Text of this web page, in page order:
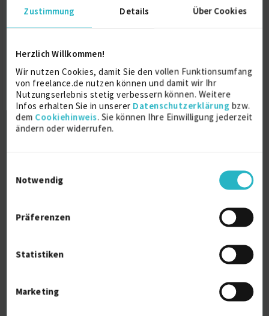
Zustimmung Details Über Cookies
Herzlich Willkommen!
Wir nutzen Cookies, damit Sie den vollen Funktionsumfang
von freelance.de nutzen können und damit wir Ihr
Nutzungserlebnis stetig verbessern können. Weitere
Infos erhalten Sie in unserer Datenschutzerklärung bzw.
dem Cookiehinweis. Sie können Ihre Einwilligung jederzeit
ändern oder widerrufen.
Notwendig
Präferenzen
Statistiken
Marketing
Qualitätsmanager
Audits
Verfügbarkeit einsehen
auf Anfrage
D-68519 Viernheim
Oracle Datenbank-Entwicklung und
Red Hat Enterprise Linux (RHEL)
auf Anfrage